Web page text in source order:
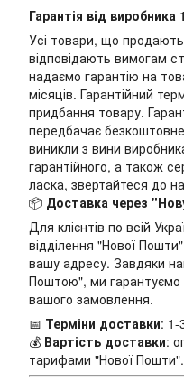
Гарантія від виробника
Усі товари, що
відповідають вимогам
надаємо гарантію на
місяців. Гарантійний
придбання товару.
передбачає безкоштовне
виникли з вини
гарантійного, а також
ласка, звертайтеся до
📦 Доставка через
Для клієнтів по всій
відділення "Нової
вашу адресу. Завдяки
Поштою", ми гарантуємо
вашого замовлення.
📅 Терміни доставки: 1-
💰 Вартість доставки:
тарифами "Нової Пошти".